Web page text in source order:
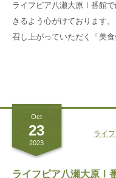
ライフピア八瀬大原Ⅰ番館
きるよう心がけております
召し上がっていただく「美
Oct
23
2023
ライフピア八瀬大原Ⅰ
ライ